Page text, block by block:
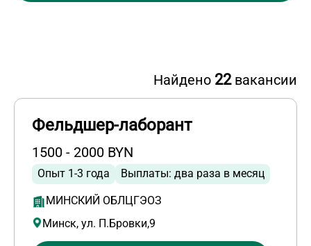
Найдено 22вакансии
Фельдшер-лаборант
1500 - 2000 BYN
Опыт 1-3 года Выплаты: два раза в месяц
МИНСКИЙ ОБЛЦГЭОЗ
Минск, ул. П.Бровки,9